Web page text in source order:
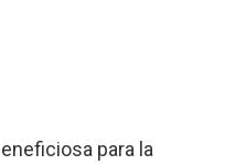
para la